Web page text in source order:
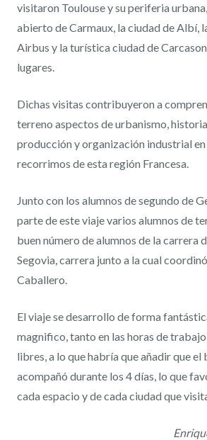
visitaron Toulouse y su periferia
abierto de Carmaux, la ciudad de Albí,
Airbus y la turística ciudad de
lugares.
Dichas visitas contribuyeron a
terreno aspectos de urbanismo,
producción y organización industrial
recorrimos de esta región Francesa.
Junto con los alumnos de segundo de
parte de este viaje varios alumnos de
buen número de alumnos de la carrera
Segovia, carrera junto a la cual
Caballero.
El viaje se desarrollo de forma
magnifico, tanto en las horas de
libres, a lo que habría que añadir que el
acompañó durante los 4 días, lo que
cada espacio y de cada ciudad que